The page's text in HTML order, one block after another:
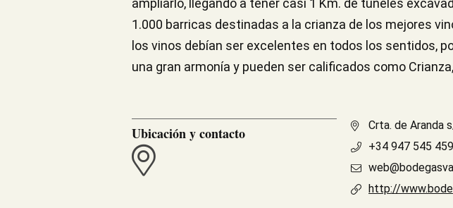
ampliarlo, llegando a tener casi 1 Km. de túneles
1.000 barricas destinadas a la crianza de los mejores
los vinos debían ser excelentes en todos los sentidos,
una gran armonía y pueden ser calificados como
Ubicación y contacto
Crta. de Aranda
+34 947 545 459
http://